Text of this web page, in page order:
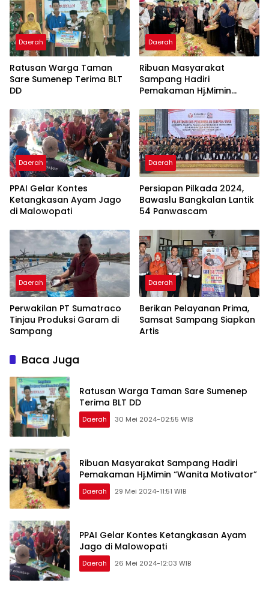
Daerah
Ratusan Warga Taman
Sare Sumenep Terima BLT
DD
Daerah
Ribuan Masyarakat
Sampang Hadiri
Pemakaman Hj.Mimin
Daerah
PPAI Gelar Kontes
Ketangkasan Ayam Jago
di Malowopati
Daerah
Persiapan Pilkada 2024,
Bawaslu Bangkalan Lantik
54 Panwascam
Daerah
Perwakilan PT Sumatraco
Tinjau Produksi Garam di
Sampang
Daerah
Berikan Pelayanan Prima,
Samsat Sampang Siapkan
Artis
Baca Juga
Ratusan Warga Taman Sare Sumenep
Terima BLT DD
Daerah 30 Mei 2024-02:55 WIB
Ribuan Masyarakat Sampang Hadiri
Pemakaman Hj.Mimin “Wanita Motivator”
Daerah 29 Mei 2024-11:51 WIB
PPAI Gelar Kontes Ketangkasan Ayam
Jago di Malowopati
Daerah 26 Mei 2024-12:03 WIB